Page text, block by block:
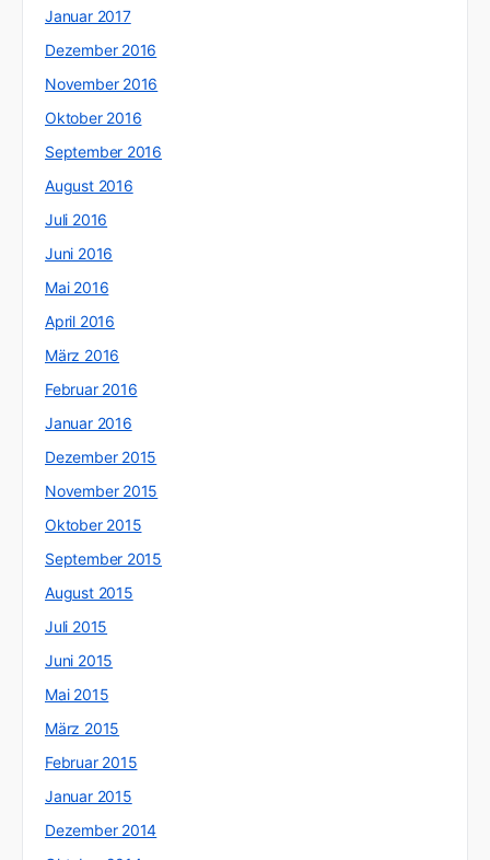
Januar 2017
Dezember 2016
November 2016
Oktober 2016
September 2016
August 2016
Juli 2016
Juni 2016
Mai 2016
April 2016
März 2016
Februar 2016
Januar 2016
Dezember 2015
November 2015
Oktober 2015
September 2015
August 2015
Juli 2015
Juni 2015
Mai 2015
März 2015
Februar 2015
Januar 2015
Dezember 2014